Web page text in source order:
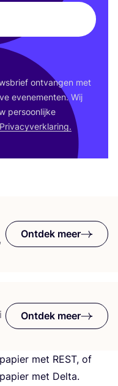
Ontdek meer
Ontdek meer
met REST, of
met Delta.
ont­van­gen met
eve­ne­men­ten. Wij
per­soon­lij­ke